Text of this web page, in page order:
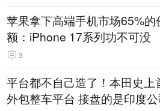
苹果拿下高端手机市场65%的
额：iPhone 17系列功不可没
3
平台都不自己造了！本田史上
外包整车平台 接盘的是印度公